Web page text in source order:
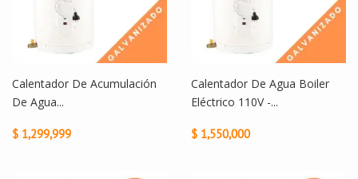
Calentador De Acumulación
De Agua...
$ 1,299,999
Calentador De Agua Boiler
Eléctrico 110V -...
$ 1,550,000